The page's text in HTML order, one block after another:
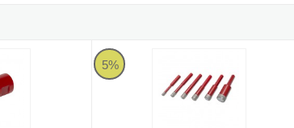
PREMIUM Rubi para Corte Seco - Ø6 mm.
5%
Broca diamante Drygres 4Drill Rubi